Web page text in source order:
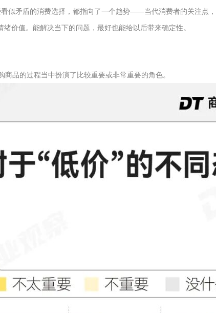
矛盾的消费选择，都指向了一个趋势——当代消费者的关注点，
价值。能解决当下的问题，最好也能给以后带来确定性。
品的过程当中扮演了比较重要或非常重要的角色。